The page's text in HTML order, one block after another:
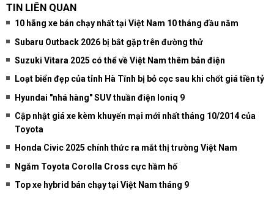
TIN LIÊN QUAN
10 hãng xe bán chạy nhất tại Việt Nam 10 tháng đầu năm
Subaru Outback 2026 bị bắt gặp trên đường thử
Suzuki Vitara 2025 có thể về Việt Nam thêm bản điện
Loạt biển đẹp của tỉnh Hà Tĩnh bị bỏ cọc sau khi chốt giá tiền tỷ
Hyundai "nhá hàng" SUV thuần điện Ioniq 9
Cập nhật giá xe kèm khuyến mại mới nhất tháng 10/2014 của
Toyota
Honda Civic 2025 chính thức ra mắt thị trường Việt Nam
Ngắm Toyota Corolla Cross cực hầm hố
Top xe hybrid bán chạy tại Việt Nam tháng 9